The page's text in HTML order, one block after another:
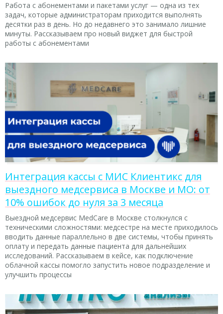
Работа с абонементами и пакетами услуг — одна из тех
задач, которые администраторам приходится выполнять
десятки раз в день. Но до недавнего это занимало лишние
минуты. Рассказываем про новый виджет для быстрой
работы с абонементами
Интеграция кассы с МИС Клиентикс для
выездного медсервиса в Москве и МО: от
10% ошибок до нуля за 3 месяца
Выездной медсервис MedCare в Москве столкнулся с
техническими сложностями: медсестре на месте приходилось
вводить данные параллельно в две системы, чтобы принять
оплату и передать данные пациента для дальнейших
исследований. Рассказываем в кейсе, как подключение
облачной кассы помогло запустить новое подразделение и
улучшить процессы